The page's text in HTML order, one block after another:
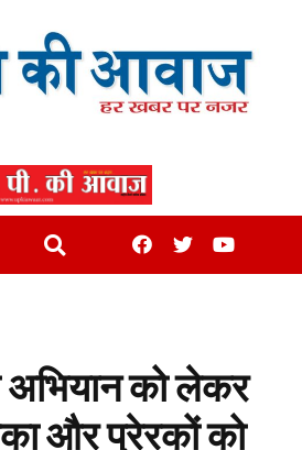
अभियान को लेकर
और प्रेरकों को